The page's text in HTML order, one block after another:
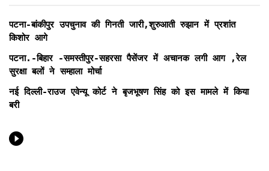
पटना-बांकीपुर उपचुनाव की गिनती जारी,शुरुआती रुझान में प्रशांत
किशोर आगे
पटना.-बिहार -समस्तीपुर-सहरसा पैसेंजर में अचानक लगी आग ,रेल
सुरक्षा बलों ने सम्हाला मोर्चा
नई दिल्ली-राउज एवेन्यू कोर्ट ने बृजभूषण सिंह को इस मामले में किया
बरी